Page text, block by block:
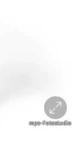
mps-Fotostudio